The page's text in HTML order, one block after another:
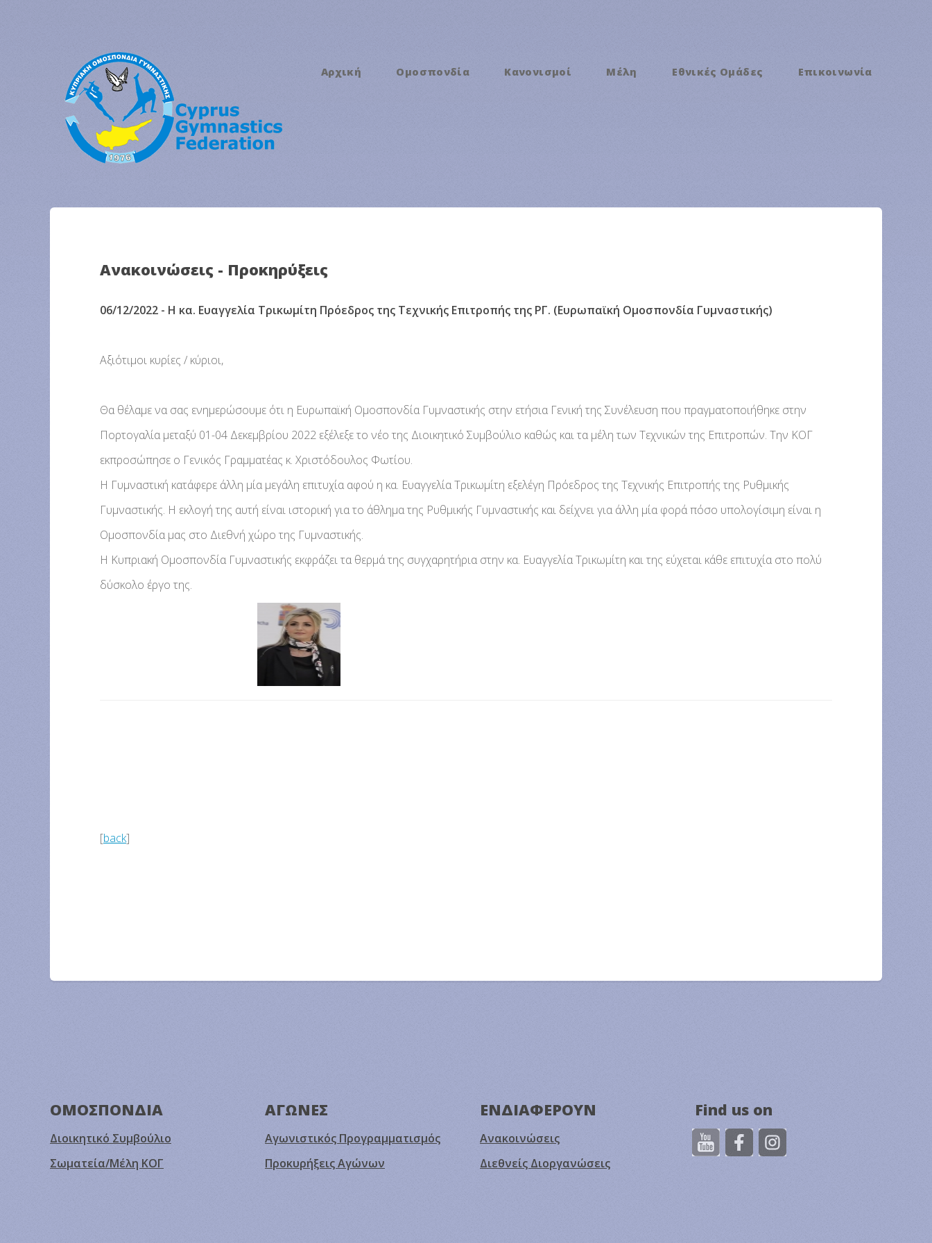
Αρχική Ομοσπονδία Κανονισμοί Μέλη Εθνικές Ομάδες Επικοινωνία
Ανακοινώσεις - Προκηρύξεις
06/12/2022 - Η κα. Ευαγγελία Τρικωμίτη Πρόεδρος της Τεχνικής Επιτροπής της ΡΓ. (Ευρωπαϊκή Ομοσπονδία Γυμναστικής)
Αξιότιμοι κυρίες / κύριοι,
Θα θέλαμε να σας ενημερώσουμε ότι η Ευρωπαϊκή Ομοσπονδία Γυμναστικής στην ετήσια Γενική της Συνέλευση που πραγματοποιήθηκε στην
Πορτογαλία μεταξύ 01-04 Δεκεμβρίου 2022 εξέλεξε το νέο της Διοικητικό Συμβούλιο καθώς και τα μέλη των Τεχνικών της Επιτροπών. Την ΚΟΓ
εκπροσώπησε ο Γενικός Γραμματέας κ. Χριστόδουλος Φωτίου.
Η Γυμναστική κατάφερε άλλη μία μεγάλη επιτυχία αφού η κα. Ευαγγελία Τρικωμίτη εξελέγη Πρόεδρος της Τεχνικής Επιτροπής της Ρυθμικής
Γυμναστικής. Η εκλογή της αυτή είναι ιστορική για το άθλημα της Ρυθμικής Γυμναστικής και δείχνει για άλλη μία φορά πόσο υπολογίσιμη είναι η
Ομοσπονδία μας στο Διεθνή χώρο της Γυμναστικής.
Η Κυπριακή Ομοσπονδία Γυμναστικής εκφράζει τα θερμά της συγχαρητήρια στην κα. Ευαγγελία Τρικωμίτη και της εύχεται κάθε επιτυχία στο πολύ
δύσκολο έργο της.
[back]
ΟΜΟΣΠΟΝΔΙΑ
Διοικητικό Συμβούλιο
Σωματεία/Μέλη ΚΟΓ
ΑΓΩΝΕΣ
Αγωνιστικός Προγραμματισμός
Προκυρήξεις Αγώνων
ΕΝΔΙΑΦΕΡΟΥΝ
Ανακοινώσεις
Διεθνείς Διοργανώσεις
Find us on